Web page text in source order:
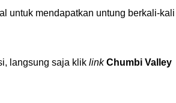
untuk mendapatkan untung berkali-kali
langsung saja klik link Chumbi Valley